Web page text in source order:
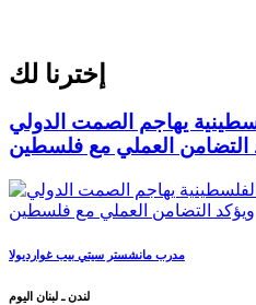
إخترنا لك
يهاجم الصمت الدولي
التضامن العملي مع فلسطين
مدرب مانشستر سيتي بيب غوارديولا
لندن ـ لبنان اليوم